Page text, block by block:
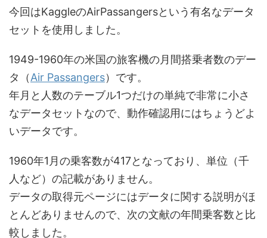
今回はKaggleのAirPassangersという有名なデータ
セットを使用しました。
1949-1960年の米国の旅客機の月間搭乗者数のデー
タ（Air Passangers）です。
年月と人数のテーブル1つだけの単純で非常に小さ
なデータセットなので、動作確認用にはちょうどよ
いデータです。
1960年1月の乗客数が417となっており、単位（千
人など）の記載がありません。
データの取得元ページにはデータに関する説明がほ
とんどありませんので、次の文献の年間乗客数と比
較しました。